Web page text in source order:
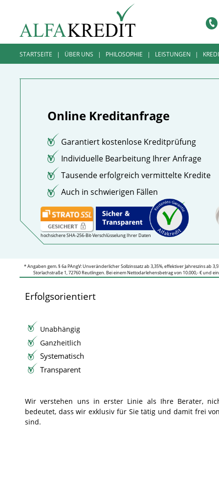
STARTSEITE | ÜBER UNS | PHILOSOPHIE | LEISTUNGEN |
Garantiert kostenlose Kreditprüfung
Individuelle Bearbeitung Ihrer Anfrage
Tausende erfolgreich vermittelte Kredite
Auch in schwierigen Fällen
* Angaben gem. § 6a PAngV: Unveränderlicher Sollzinssatz ab 3,35%, effektiver Jahreszins ab
Storlachstraße 1, 72760 Reutlingen. Bei einem Nettodarlehensbetrag von 10.000,-€ und
hochsichere SHA-256-Bit-Verschlüsselung Ihrer Daten
Wir verstehen uns in erster Linie als Ihre Berater,
bedeutet, dass wir exklusiv für Sie tätig und damit frei
sind.
Erfolgsorientiert
Unabhängig
Ganzheitlich
Systematisch
Transparent